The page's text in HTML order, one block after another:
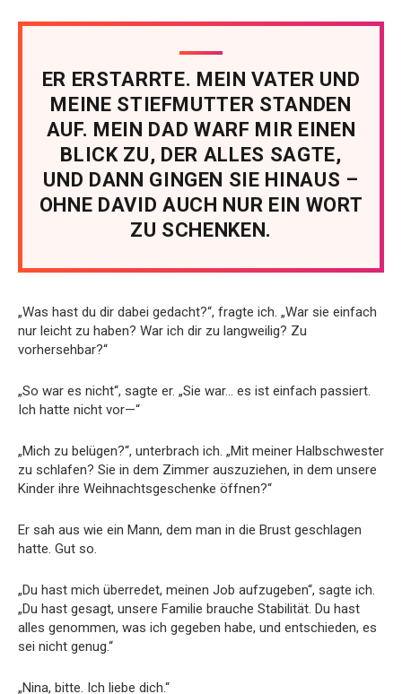
ER ERSTARRTE. MEIN VATER UND
MEINE STIEFMUTTER STANDEN
AUF. MEIN DAD WARF MIR EINEN
BLICK ZU, DER ALLES SAGTE,
UND DANN GINGEN SIE HINAUS –
OHNE DAVID AUCH NUR EIN WORT
ZU SCHENKEN.
„Was hast du dir dabei gedacht?“, fragte ich. „War sie einfach
nur leicht zu haben? War ich dir zu langweilig? Zu
vorhersehbar?“
„So war es nicht“, sagte er. „Sie war… es ist einfach passiert.
Ich hatte nicht vor—“
„Mich zu belügen?“, unterbrach ich. „Mit meiner Halbschwester
zu schlafen? Sie in dem Zimmer auszuziehen, in dem unsere
Kinder ihre Weihnachtsgeschenke öffnen?“
Er sah aus wie ein Mann, dem man in die Brust geschlagen
hatte. Gut so.
„Du hast mich überredet, meinen Job aufzugeben“, sagte ich.
„Du hast gesagt, unsere Familie brauche Stabilität. Du hast
alles genommen, was ich gegeben habe, und entschieden, es
sei nicht genug.“
„Nina, bitte. Ich liebe dich.“